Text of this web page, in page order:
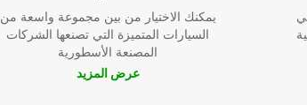
يمكنك الاختيار من بين مجموعة واسعة من
السيارات المتميزة التي تصنعها الشركات
المصنعة الأسطورية
عرض المزيد